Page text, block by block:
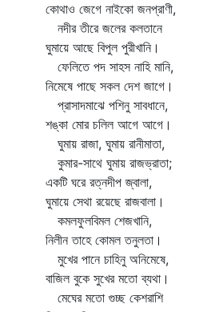
কোথাও জেগে নাইকো জনপ্রাণী,
নদীর তীরে জলের কলতানে
ঘুমায়ে আছে বিপুল পুরীখানি।
ফেলিতে পদ সাহস নাহি মানি,
নিমেষে পাছে সকল দেশ জাগে।
প্রাসাদমাঝে পশিনু সাবধানে,
শঙ্কা মোর চলিল আগে আগে।
ঘুমায় রাজা, ঘুমায় রানীমাতা,
কুমার-সাথে ঘুমায় রাজভ্রাতা;
একটি ঘরে রত্নদীপ জ্বালা,
ঘুমায়ে সেথা রয়েছে রাজবালা।
কমলফুলবিমল শেজখানি,
নিলীন তাহে কোমল তনুলতা।
মুখের পানে চাহিনু অনিমেষে,
বাজিল বুকে সুখের মতো ব্যথা।
মেঘের মতো গুচ্ছ কেশরাশি